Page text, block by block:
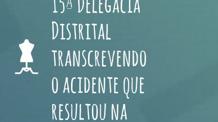
15ª Delegacia
Distrital
transcrevendo
o acidente que
resultou na